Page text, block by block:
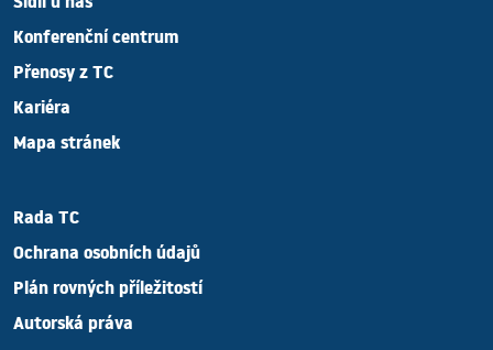
Konferenční centrum
Přenosy z TC
Kariéra
Mapa stránek
Rada TC
Ochrana osobních údajů
Plán rovných příležitostí
Autorská práva